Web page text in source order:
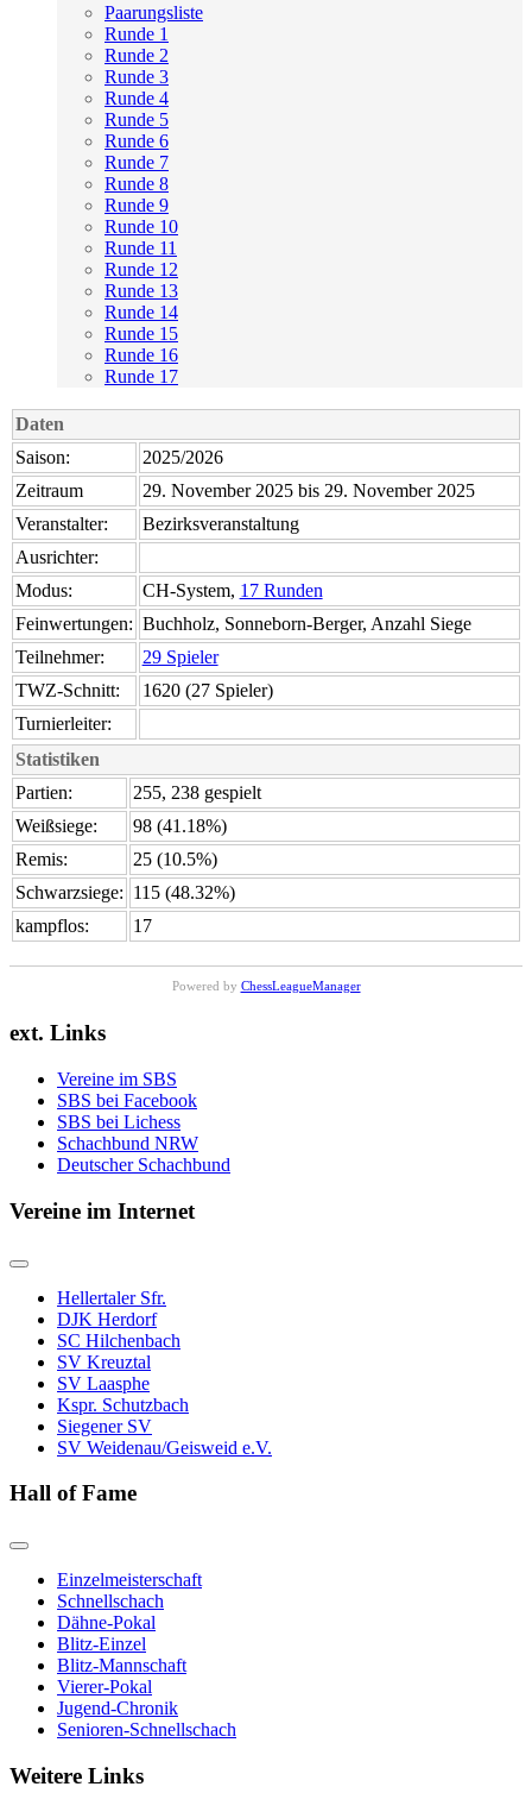
Paarungsliste
Runde 1
Runde 2
Runde 3
Runde 4
Runde 5
Runde 6
Runde 7
Runde 8
Runde 9
Runde 10
Runde 11
Runde 12
Runde 13
Runde 14
Runde 15
Runde 16
Runde 17
Daten
Saison:
2025/2026
Zeitraum
29. November 2025 bis 29. November 2025
Veranstalter:
Bezirksveranstaltung
Ausrichter:
Modus:
CH-System, 17 Runden
Feinwertungen: Buchholz, Sonneborn-Berger, Anzahl Siege
Teilnehmer:
29 Spieler
TWZ-Schnitt:
1620 (27 Spieler)
Turnierleiter:
Statistiken
Partien:
255, 238 gespielt
Weißsiege:
98 (41.18%)
Remis:
25 (10.5%)
Schwarzsiege: 115 (48.32%)
kampflos:
17
Powered by ChessLeagueManager
ext. Links
Vereine im SBS
SBS bei Facebook
SBS bei Lichess
Schachbund NRW
Deutscher Schachbund
Vereine im Internet
Hellertaler Sfr.
DJK Herdorf
SC Hilchenbach
SV Kreuztal
SV Laasphe
Kspr. Schutzbach
Siegener SV
SV Weidenau/Geisweid e.V.
Hall of Fame
Einzelmeisterschaft
Schnellschach
Dähne-Pokal
Blitz-Einzel
Blitz-Mannschaft
Vierer-Pokal
Jugend-Chronik
Senioren-Schnellschach
Weitere Links